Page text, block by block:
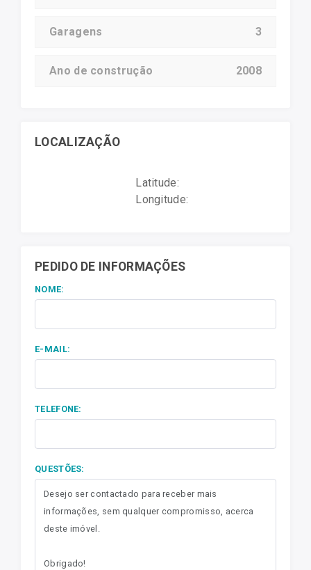
Garagens 3
Ano de construção 2008
LOCALIZAÇÃO
Latitude:
Longitude:
PEDIDO DE INFORMAÇÕES
NOME:
E-MAIL:
TELEFONE:
QUESTÕES: